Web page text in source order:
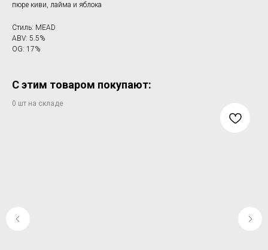
пюре киви, лайма и яблока
Стиль: MEAD
ABV: 5.5%
OG: 17%
С этим товаром покупают: